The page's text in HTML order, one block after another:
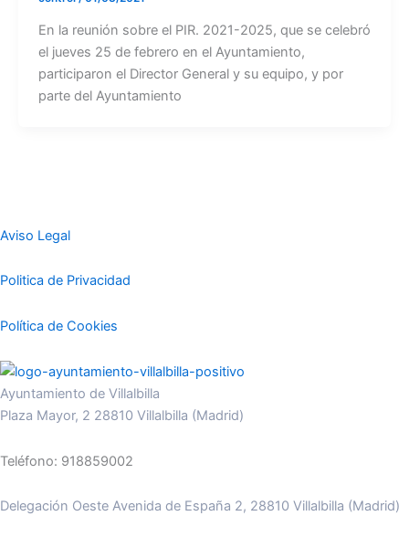
En la reunión sobre el PIR. 2021-2025, que se celebró
el jueves 25 de febrero en el Ayuntamiento,
participaron el Director General y su equipo, y por
parte del Ayuntamiento
Aviso Legal
Politica de Privacidad
Política de Cookies
Ayuntamiento de Villalbilla
Plaza Mayor, 2 28810 Villalbilla (Madrid)
Teléfono: 918859002
Delegación Oeste Avenida de España 2, 28810 Villalbilla (Madrid)